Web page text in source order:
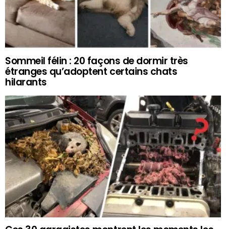
Sommeil félin : 20 façons de dormir très
étranges qu’adoptent certains chats
hilarants